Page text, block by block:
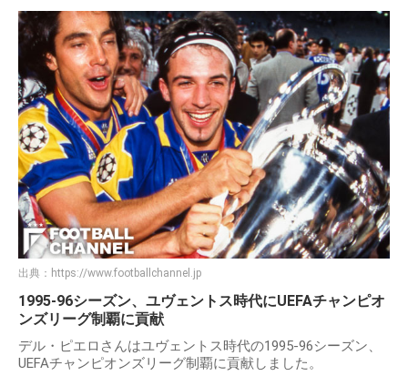
出典： https://www.footballchannel.jp
1995-96シーズン、ユヴェントス時代にUEFAチャンピオ
ンズリーグ制覇に貢献
デル・ピエロさんはユヴェントス時代の1995-96シーズン、
UEFAチャンピオンズリーグ制覇に貢献しました。